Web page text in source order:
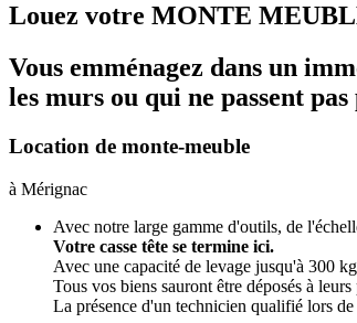
Louez votre MONTE
Vous emménagez dans un
les murs ou qui ne passent
Location de monte-meuble
à Mérignac
Avec notre large gamme d'outils, de
Votre casse tête se termine ici.
Avec une capacité de levage jusqu'à 300
Tous vos biens sauront être déposés à leurs
La présence d'un technicien qualifié lors